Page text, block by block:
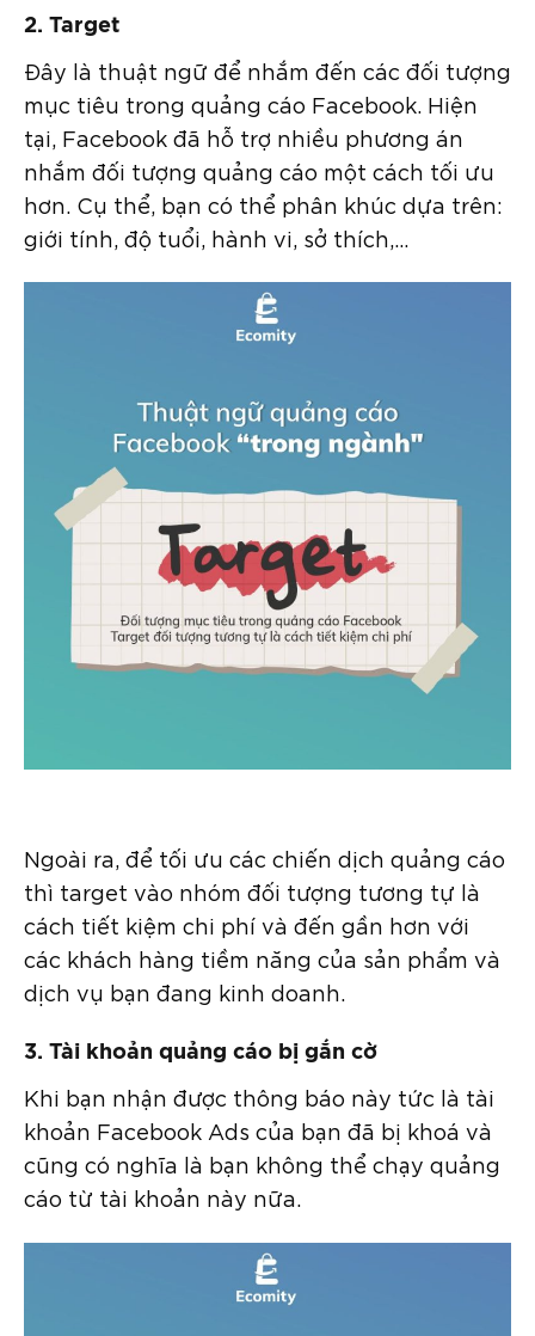
2. Target
Đây là thuật ngữ để nhắm đến các đối tượng
mục tiêu trong quảng cáo Facebook. Hiện
tại, Facebook đã hỗ trợ nhiều phương án
nhắm đối tượng quảng cáo một cách tối ưu
hơn. Cụ thể, bạn có thể phân khúc dựa trên:
giới tính, độ tuổi, hành vi, sở thích,…
Ngoài ra, để tối ưu các chiến dịch quảng cáo
thì target vào nhóm đối tượng tương tự là
cách tiết kiệm chi phí và đến gần hơn với
các khách hàng tiềm năng của sản phẩm và
dịch vụ bạn đang kinh doanh.
3. Tài khoản quảng cáo bị gắn cờ
Khi bạn nhận được thông báo này tức là tài
khoản Facebook Ads của bạn đã bị khoá và
cũng có nghĩa là bạn không thể chạy quảng
cáo từ tài khoản này nữa.